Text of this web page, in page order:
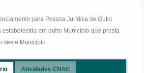
para Pessoa Jurídica de Outro
estabelecida em outro Município que presta
deste Município
Atividades CNAE